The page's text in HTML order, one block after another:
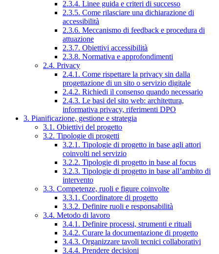
2.3.4. Linee guida e criteri di successo
2.3.5. Come rilasciare una dichiarazione di
accessibilità
2.3.6. Meccanismo di feedback e procedura di
attuazione
2.3.7. Obiettivi accessibilità
2.3.8. Normativa e approfondimenti
2.4. Privacy
2.4.1. Come rispettare la privacy sin dalla
progettazione di un sito o servizio digitale
2.4.2. Richiedi il consenso quando necessario
2.4.3. Le basi del sito web: architettura,
informativa privacy, riferimenti DPO
3. Pianificazione, gestione e strategia
3.1. Obiettivi del progetto
3.2. Tipologie di progetti
3.2.1. Tipologie di progetto in base agli attori
coinvolti nel servizio
3.2.2. Tipologie di progetto in base al focus
3.2.3. Tipologie di progetto in base all’ambito di
intervento
3.3. Competenze, ruoli e figure coinvolte
3.3.1. Coordinatore di progetto
3.3.2. Definire ruoli e responsabilità
3.4. Metodo di lavoro
3.4.1. Definire processi, strumenti e rituali
3.4.2. Curare la documentazione di progetto
3.4.3. Organizzare tavoli tecnici collaborativi
3.4.4. Prendere decisioni